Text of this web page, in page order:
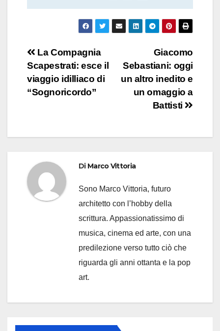
Navigazione
articoli
Giacomo
Sebastiani: oggi
un altro inedito e
un omaggio a
Battisti
La Compagnia
Scapestrati: esce il
viaggio idilliaco di
“Sognoricordo”
Di Marco Vittoria
Sono Marco Vittoria, futuro
architetto con l’hobby della
scrittura. Appassionatissimo di
musica, cinema ed arte, con una
predilezione verso tutto ciò che
riguarda gli anni ottanta e la pop
art.